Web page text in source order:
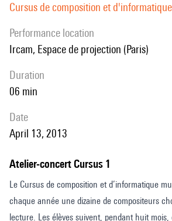
Cursus de composition et
performance location
Ircam, Espace de projection (Paris)
duration
06 min
date
April 13, 2013
Atelier-concert Cursus 1
Le Cursus de composition et d’informatique
chaque année une dizaine de compositeurs
lecture. Les élèves suivent, pendant huit